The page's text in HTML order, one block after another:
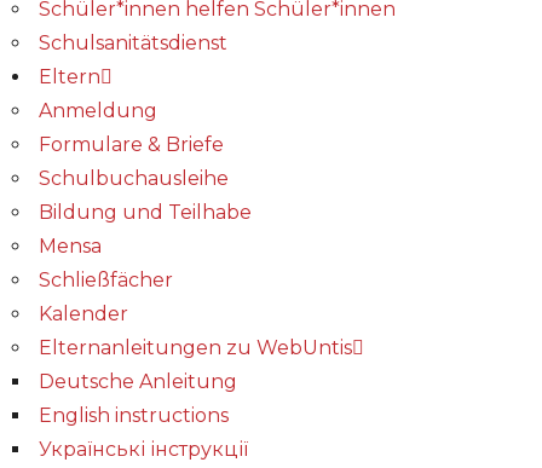
Schüler*innen helfen Schüler*innen
Schulsanitätsdienst
Eltern
Anmeldung
Formulare & Briefe
Schulbuchausleihe
Bildung und Teilhabe
Mensa
Schließfächer
Kalender
Elternanleitungen zu WebUntis
Deutsche Anleitung
English instructions
Українські інструкції